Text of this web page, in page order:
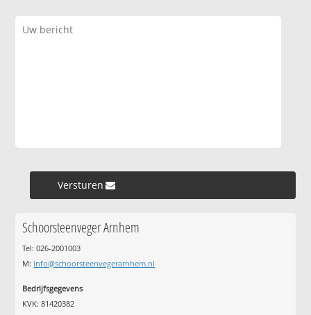
Versturen »
Schoorsteenveger Arnhem
Tel: 026-2001003
M: info@schoorsteenvegerarnhem.nl
Bedrijfsgegevens
KVK: 81420382